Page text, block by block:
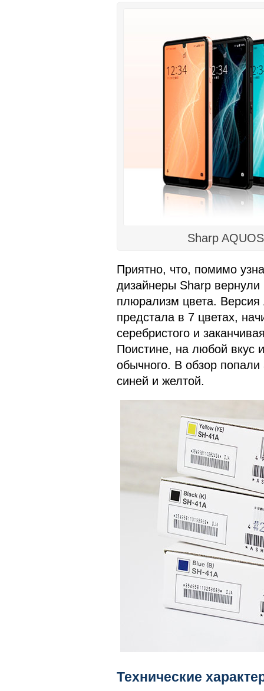
Sharp
Приятно, что, помимо
дизайнеры Sharp вернули
плюрализм цвета.
предстала в 7 цветах,
серебристого и
Поистине, на любой вкус
обычного. В обзор попали
синей и желтой.
Технические